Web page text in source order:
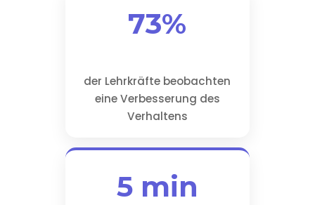
73%
der Lehrkräfte beobachten
eine Verbesserung des
Verhaltens
5 min